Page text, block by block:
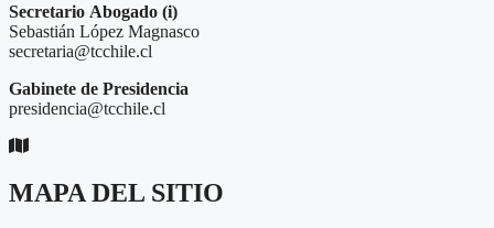
Secretario Abogado (i)
Sebastián López Magnasco
secretaria@tcchile.cl
Gabinete de Presidencia
presidencia@tcchile.cl
MAPA DEL SITIO